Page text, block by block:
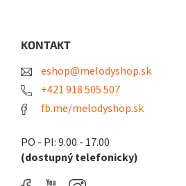
KONTAKT
eshop@melodyshop.sk
+421 918 505 507
fb.me/melodyshop.sk
PO - PI: 9.00 - 17.00
(dostupný telefonicky)